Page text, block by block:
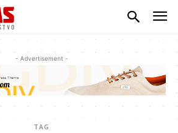
- Advertisement -
TAG